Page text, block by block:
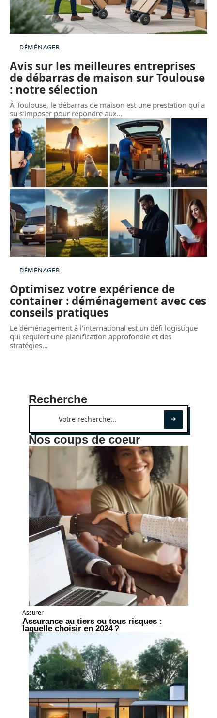
DÉMÉNAGER
Avis sur les meilleures entreprises
de débarras de maison sur Toulouse
: notre sélection
À Toulouse, le débarras de maison est une prestation qui a
su s'imposer pour répondre aux…
DÉMÉNAGER
Optimisez votre expérience de
container : déménagement avec ces
conseils pratiques
Le déménagement à l'international est un défi logistique
qui requiert une planification approfondie et des
stratégies…
Recherche
Nos coups de coeur
Assurer
Assurance au tiers ou tous risques :
laquelle choisir en 2024 ?